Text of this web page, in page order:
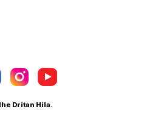
Dritan Hila.